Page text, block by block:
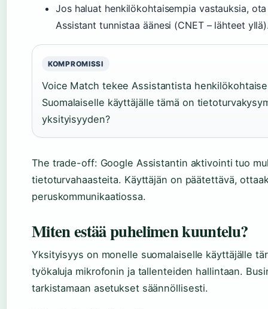
Jos haluat henkilökohtaisempia vastauksia,
Assistant tunnistaa äänesi (CNET – lähteet
KOMPROMISSI
Voice Match tekee Assistantista
Suomalaiselle käyttäjälle tämä on
yksityisyyden?
The trade-off: Google Assistantin aktivointi tuo
tietoturvahaasteita. Käyttäjän on päätettävä,
peruskommunikaatiossa.
Miten estää puhelimen kuuntelu?
Yksityisyys on monelle suomalaiselle käyttäjälle
työkaluja mikrofonin ja tallenteiden hallintaan.
tarkistamaan asetukset säännöllisesti.